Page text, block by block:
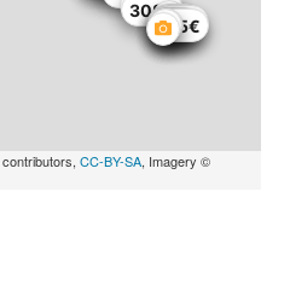
29€
81€
90€
75€
165€
176€
80€
250€
308€
contributors, CC-BY-SA, Imagery ©